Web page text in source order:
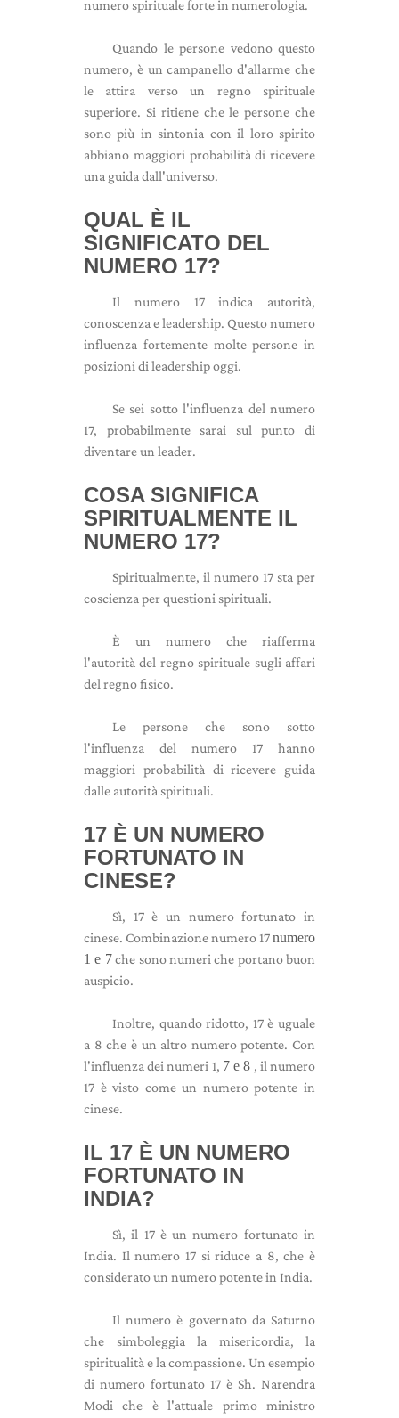
numero spirituale forte in numerologia.
Quando le persone vedono questo
numero, è un campanello d'allarme che
le attira verso un regno spirituale
superiore. Si ritiene che le persone che
sono più in sintonia con il loro spirito
abbiano maggiori probabilità di ricevere
una guida dall'universo.
QUAL È IL
SIGNIFICATO DEL
NUMERO 17?
Il numero 17 indica autorità,
conoscenza e leadership. Questo numero
influenza fortemente molte persone in
posizioni di leadership oggi.
Se sei sotto l'influenza del numero
17, probabilmente sarai sul punto di
diventare un leader.
COSA SIGNIFICA
SPIRITUALMENTE IL
NUMERO 17?
Spiritualmente, il numero 17 sta per
coscienza per questioni spirituali.
È un numero che riafferma
l'autorità del regno spirituale sugli affari
del regno fisico.
Le persone che sono sotto
l'influenza del numero 17 hanno
maggiori probabilità di ricevere guida
dalle autorità spirituali.
17 È UN NUMERO
FORTUNATO IN
CINESE?
Sì, 17 è un numero fortunato in
cinese. Combinazione numero 17numero
1 e 7che sono numeri che portano buon
auspicio.
Inoltre, quando ridotto, 17 è uguale
a 8 che è un altro numero potente. Con
l'influenza dei numeri 1, 7 e 8 , il numero
17 è visto come un numero potente in
cinese.
IL 17 È UN NUMERO
FORTUNATO IN
INDIA?
Sì, il 17 è un numero fortunato in
India. Il numero 17 si riduce a 8, che è
considerato un numero potente in India.
Il numero è governato da Saturno
che simboleggia la misericordia, la
spiritualità e la compassione. Un esempio
di numero fortunato 17 è Sh. Narendra
Modi che è l'attuale primo ministro